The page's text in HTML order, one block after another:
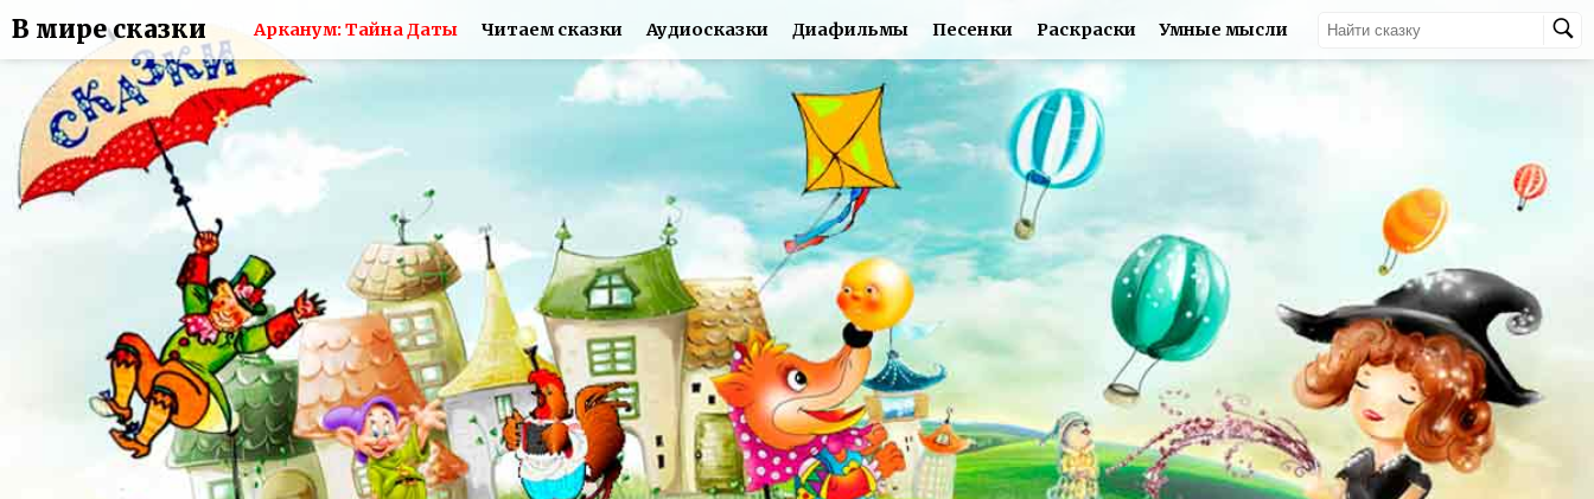
В мире сказки Арканум: Тайна Даты Читаем сказки Аудиосказки Диафильмы Песенки Раскраски Умные мысли